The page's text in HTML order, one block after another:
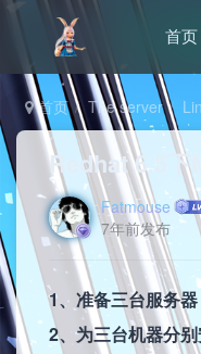
首页
首页 The server
Redhat 6.5下
Fatmouse
7年前发布
1、准备三台服务器
2、为三台机器分